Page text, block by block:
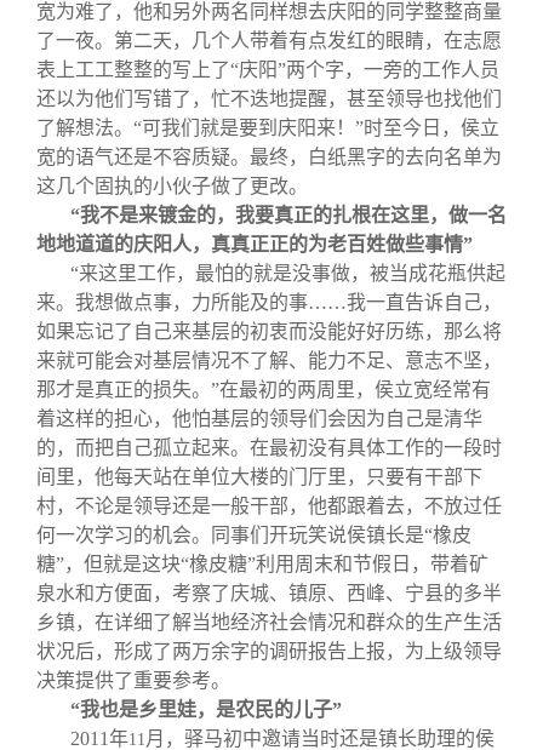
联系我们
宽为难了，他和另外两名同样想去庆阳的同学整整商量
了一夜。第二天，几个人带着有点发红的眼睛，在志愿
表上工工整整的写上了“庆阳”两个字，一旁的工作人员
还以为他们写错了，忙不迭地提醒，甚至领导也找他们
了解想法。“可我们就是要到庆阳来！”时至今日，侯立
宽的语气还是不容质疑。最终，白纸黑字的去向名单为
这几个固执的小伙子做了更改。
“我不是来镀金的，我要真正的扎根在这里，做一名
地地道道的庆阳人，真真正正的为老百姓做些事情”
“来这里工作，最怕的就是没事做，被当成花瓶供起
来。我想做点事，力所能及的事……我一直告诉自己，
如果忘记了自己来基层的初衷而没能好好历练，那么将
来就可能会对基层情况不了解、能力不足、意志不坚，
那才是真正的损失。”在最初的两周里，侯立宽经常有
着这样的担心，他怕基层的领导们会因为自己是清华
的，而把自己孤立起来。在最初没有具体工作的一段时
间里，他每天站在单位大楼的门厅里，只要有干部下
村，不论是领导还是一般干部，他都跟着去，不放过任
何一次学习的机会。同事们开玩笑说侯镇长是“橡皮
糖”，但就是这块“橡皮糖”利用周末和节假日，带着矿
泉水和方便面，考察了庆城、镇原、西峰、宁县的多半
乡镇，在详细了解当地经济社会情况和群众的生产生活
状况后，形成了两万余字的调研报告上报，为上级领导
决策提供了重要参考。
“我也是乡里娃，是农民的儿子”
2011年11 月，驿马初中邀请当时还是镇长助理的侯